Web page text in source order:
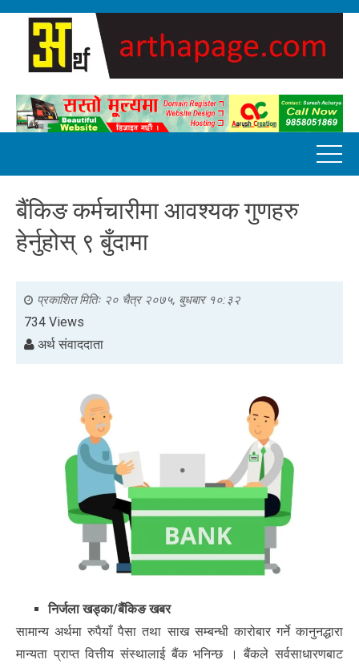
बैंकिङ कर्मचारीमा आवश्यक गुणहरु
हेर्नुहोस् ९ बुँदामा
प्रकाशित मितिः २० चैत्र २०७५, बुधबार १०:३२
734 Views
अर्थ संवाददाता
निर्जला खड्का/बैंकिङ खबर
सामान्य अर्थमा रुपैयाँ पैसा तथा साख सम्बन्धी कारोबार गर्ने कानुनद्धारा
मान्यता प्राप्त वित्तीय संस्थालाई बैंक भनिन्छ । बैंकले सर्वसाधारणबाट